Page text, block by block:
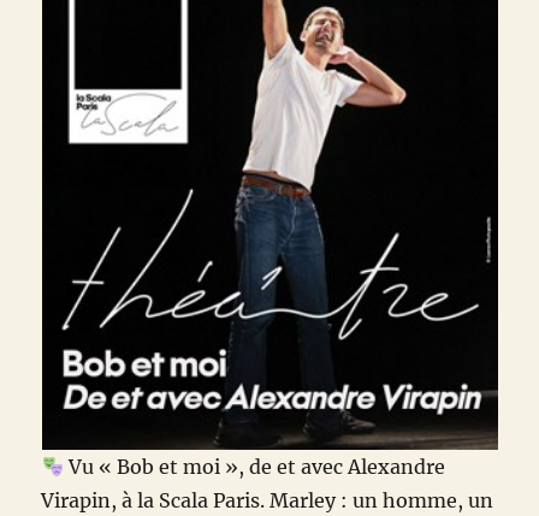
Vu « Bob et moi », de et avec Alexandre
Virapin, à la Scala Paris. Marley : un homme, un